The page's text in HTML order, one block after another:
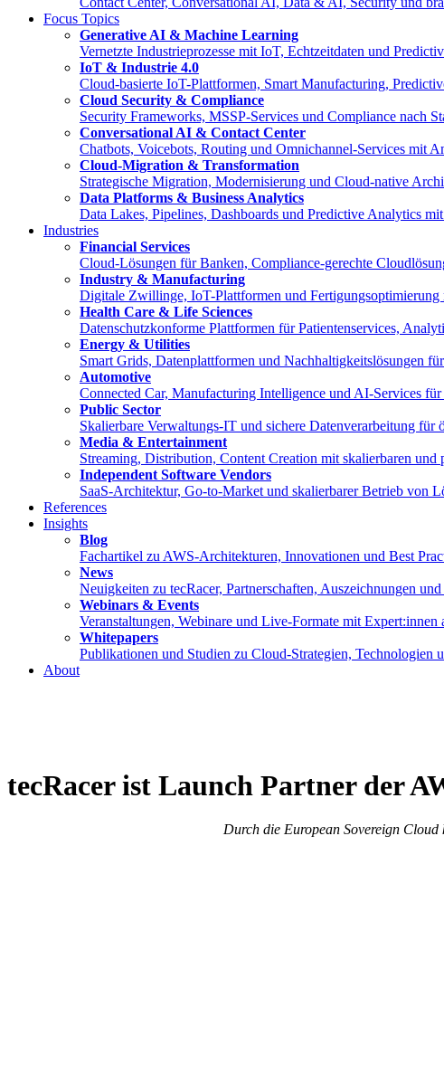
Focus Topics
Generative AI & Machine Learning
Vernetzte Industrieprozesse mit IoT, Echtzeitdaten und
IoT & Industrie 4.0
Cloud-basierte IoT-Plattformen, Smart Manufacturing,
Cloud Security & Compliance
Security Frameworks, MSSP-Services und Compliance nach
Conversational AI & Contact Center
Chatbots, Voicebots, Routing und Omnichannel-Services mit
Cloud-Migration & Transformation
Strategische Migration, Modernisierung und Cloud-native
Data Platforms & Business Analytics
Data Lakes, Pipelines, Dashboards und Predictive Analytics
Industries
Financial Services
Cloud-Lösungen für Banken, Compliance-gerechte
Industry & Manufacturing
Digitale Zwillinge, IoT-Plattformen und
Health Care & Life Sciences
Datenschutzkonforme Plattformen für Patientenservices,
Energy & Utilities
Smart Grids, Datenplattformen und Nachhaltigkeitslösungen
Automotive
Connected Car, Manufacturing Intelligence und AI-Services
Public Sector
Skalierbare Verwaltungs-IT und sichere Datenverarbeitung für
Media & Entertainment
Streaming, Distribution, Content Creation mit skalierbaren und
Independent Software Vendors
SaaS-Architektur, Go-to-Market und skalierbarer Betrieb von
References
Insights
Blog
Fachartikel zu AWS-Architekturen, Innovationen und Best
News
Neuigkeiten zu tecRacer, Partnerschaften, Auszeichnungen
Webinars & Events
Veranstaltungen, Webinare und Live-Formate mit Expert:innen
Whitepapers
Publikationen und Studien zu Cloud-Strategien, Technologien
About
tecRacer ist Launch Partner der
Durch die European Sovereign